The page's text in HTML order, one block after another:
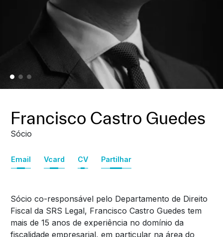
Francisco Castro Guedes
Sócio
Email Vcard CV Partilhar
Sócio co-responsável pelo Departamento de Direito
Fiscal da SRS Legal, Francisco Castro Guedes tem
mais de 15 anos de experiência no domínio da
fiscalidade empresarial, em particular na área do